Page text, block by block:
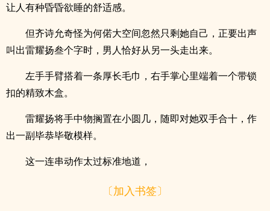
让人有种昏昏欲睡的舒适感。
但齐诗允奇怪为何偌大空间忽然只剩她自己，正要出声
叫出雷耀扬叁个字时，男人恰好从另一头走出来。
左手手臂搭着一条厚长毛巾，右手掌心里端着一个带锁
扣的精致木盒。
雷耀扬将手中物搁置在小圆几，随即对她双手合十，作
出一副毕恭毕敬模样。
这一连串动作太过标准地道，
〔加入书签〕